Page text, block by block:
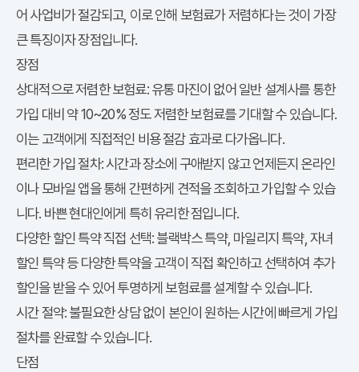
어 사업비가 절감되고, 이로 인해 보험료가 저렴하다는 것이 가장
큰 특징이자 장점입니다.
장점
상대적으로 저렴한 보험료:유통 마진이 없어 일반 설계사를 통한
가입 대비 약 10~20% 정도 저렴한 보험료를 기대할 수 있습니다.
이는 고객에게 직접적인 비용 절감 효과로 다가옵니다.
편리한 가입 절차:시간과 장소에 구애받지 않고 언제든지 온라인
이나 모바일 앱을 통해 간편하게 견적을 조회하고 가입할 수 있습
니다. 바쁜 현대인에게 특히 유리한 점입니다.
다양한 할인 특약 직접 선택:블랙박스 특약, 마일리지 특약, 자녀
할인 특약 등 다양한 특약을 고객이 직접 확인하고 선택하여 추가
할인을 받을 수 있어 투명하게 보험료를 설계할 수 있습니다.
시간 절약:불필요한 상담 없이 본인이 원하는 시간에 빠르게 가입
절차를 완료할 수 있습니다.
단점